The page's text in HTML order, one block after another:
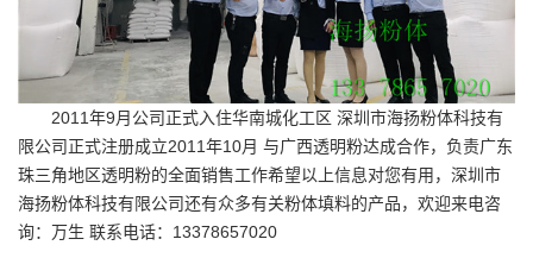
2011年9月公司正式入住华南城化工区 深圳市海扬粉体科技有
限公司正式注册成立2011年10月 与广西透明粉达成合作，负责广东
珠三角地区透明粉的全面销售工作希望以上信息对您有用，深圳市
海扬粉体科技有限公司还有众多有关粉体填料的产品，欢迎来电咨
询：万生 联系电话：13378657020